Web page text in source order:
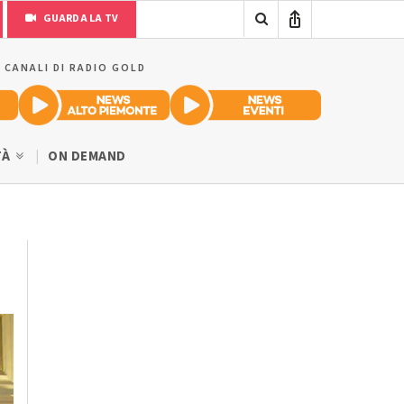
GUARDA LA TV
DI RADIO GOLD
ON DEMAND